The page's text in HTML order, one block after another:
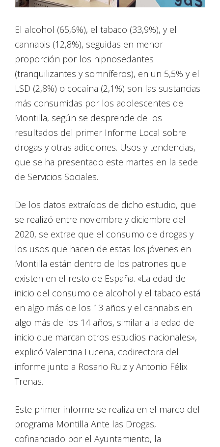
El alcohol (65,6%), el tabaco (33,9%), y el
cannabis (12,8%), seguidas en menor
proporción por los hipnosedantes
(tranquilizantes y somníferos), en un 5,5% y el
LSD (2,8%) o cocaína (2,1%) son las sustancias
más consumidas por los adolescentes de
Montilla, según se desprende de los
resultados del primer Informe Local sobre
drogas y otras adicciones. Usos y tendencias,
que se ha presentado este martes en la sede
de Servicios Sociales.
De los datos extraídos de dicho estudio, que
se realizó entre noviembre y diciembre del
2020, se extrae que el consumo de drogas y
los usos que hacen de estas los jóvenes en
Montilla están dentro de los patrones que
existen en el resto de España. «La edad de
inicio del consumo de alcohol y el tabaco está
en algo más de los 13 años y el cannabis en
algo más de los 14 años, similar a la edad de
inicio que marcan otros estudios nacionales»,
explicó Valentina Lucena, codirectora del
informe junto a Rosario Ruiz y Antonio Félix
Trenas.
Este primer informe se realiza en el marco del
programa Montilla Ante las Drogas,
cofinanciado por el Ayuntamiento, la